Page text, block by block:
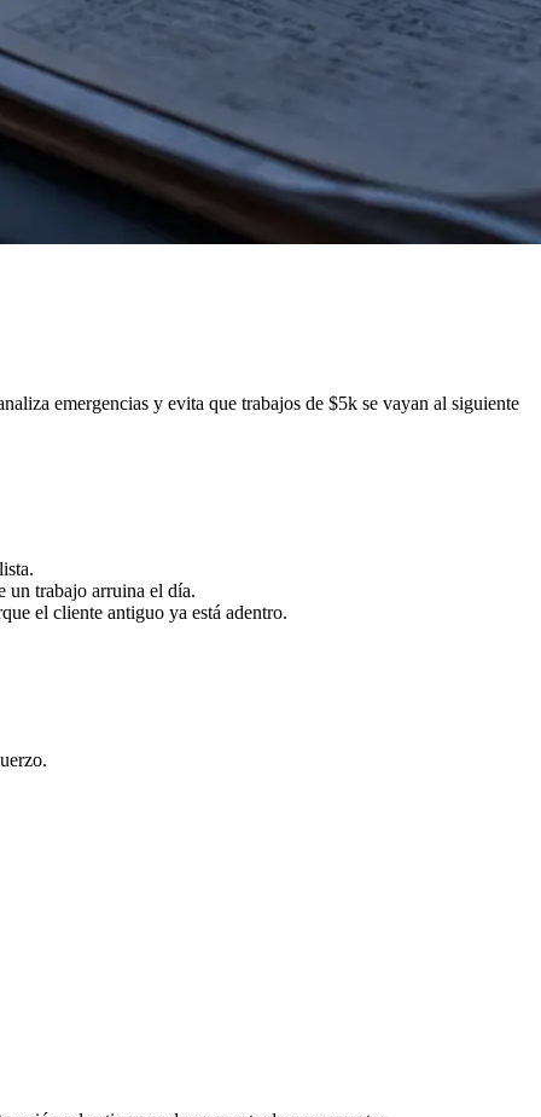
emergencias y evita que trabajos de $5k se vayan al siguiente
un trabajo arruina el día.
el cliente antiguo ya está adentro.